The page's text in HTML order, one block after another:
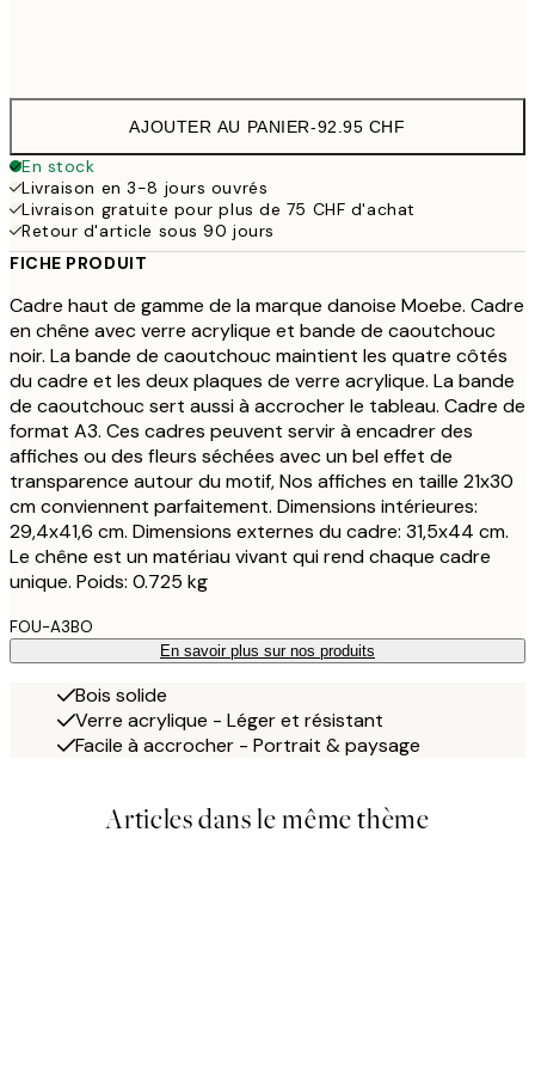
AJOUTER AU PANIER-92.95 CHF
En stock
Livraison en 3-8 jours ouvrés
Livraison gratuite pour plus de 75 CHF d'achat
Retour d'article sous 90 jours
FICHE PRODUIT
Cadre haut de gamme de la marque danoise Moebe. Cadre
en chêne avec verre acrylique et bande de caoutchouc
noir. La bande de caoutchouc maintient les quatre côtés
du cadre et les deux plaques de verre acrylique. La bande
de caoutchouc sert aussi à accrocher le tableau. Cadre de
format A3. Ces cadres peuvent servir à encadrer des
affiches ou des fleurs séchées avec un bel effet de
transparence autour du motif, Nos affiches en taille 21x30
cm conviennent parfaitement. Dimensions intérieures:
29,4x41,6 cm. Dimensions externes du cadre: 31,5x44 cm.
Le chêne est un matériau vivant qui rend chaque cadre
unique. Poids: 0.725 kg
FOU-A3BO
En savoir plus sur nos produits
Bois solide
Verre acrylique - Léger et résistant
Facile à accrocher - Portrait & paysage
Articles dans le même thème